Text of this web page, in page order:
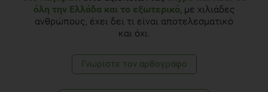
όλη την Ελλάδα και το εξωτερικό, με χιλιάδες
ανθρώπους, έχει δει τι είναι αποτελεσματικό
και όχι.
Γνωρίστε τoν αρθογράφο